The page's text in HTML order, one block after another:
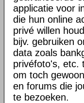
applicatie voor
die hun online
privé willen
bijv. gebruiken
data zoals
privéfoto's, etc.
om toch
en forums die
te bezoeken.